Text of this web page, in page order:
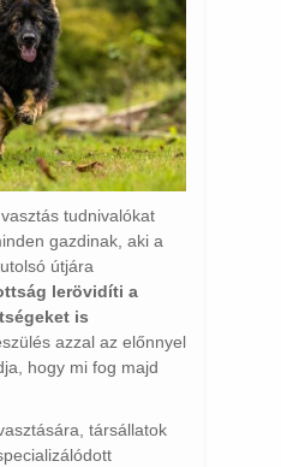
tudnivalókat
gazdinak, aki a
útjára
lerövidíti a
is
azzal az előnnyel
hogy mi fog majd
társállatok